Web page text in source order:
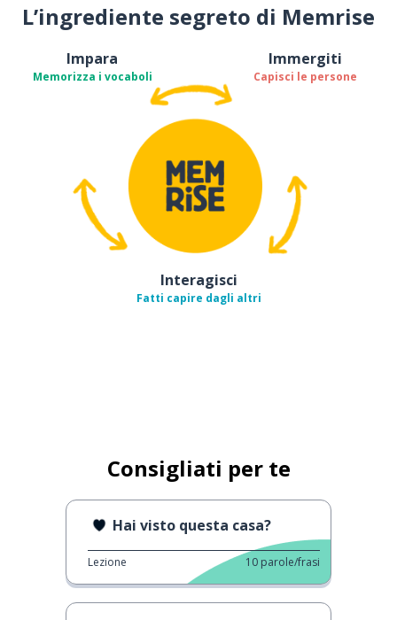
L’ingrediente segreto di Memrise
Impara
Memorizza i vocaboli
Immergiti
Capisci le persone
Interagisci
Fatti capire dagli altri
Consigliati per te
Hai visto questa casa?
Lezione 10 parole/frasi